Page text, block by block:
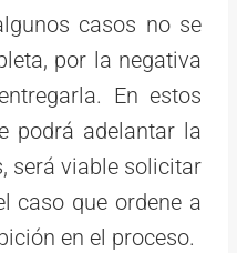
casos no se
por la negativa
En estos
podrá adelantar la
será viable solicitar
caso que ordene a
en el proceso.